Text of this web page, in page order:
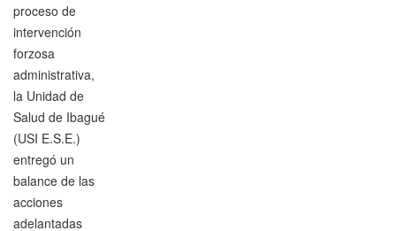
proceso de
intervención
forzosa
administrativa,
la Unidad de
Salud de Ibagué
(USI E.S.E.)
entregó un
balance de las
acciones
adelantadas